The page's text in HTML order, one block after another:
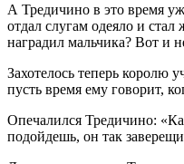
А Тредичино в это время
отдал слугам одеяло и
наградил мальчика? Вот и
Захотелось теперь королю
пусть время ему говорит,
Опечалился Тредичино:
подойдешь, он так